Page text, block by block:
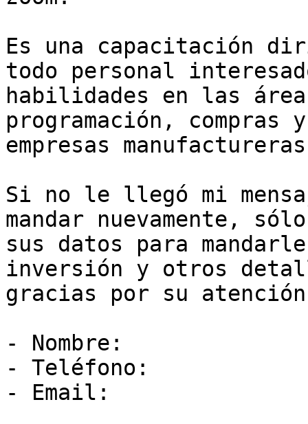
Es una capacitación
todo personal
habilidades en las
programación,
empresas
Si no le llegó mi
mandar nuevamente,
sus datos para
inversión y otros
gracias por su
- Nombre:
- Teléfono:
- Email: